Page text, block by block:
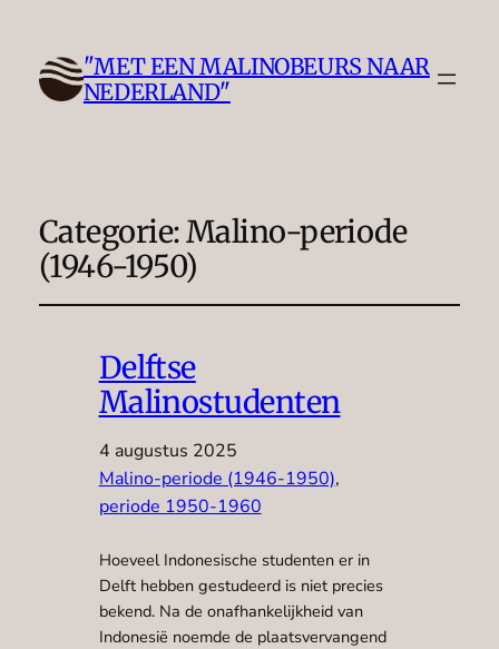
"MET EEN MALINOBEURS NAAR
NEDERLAND"
Categorie:Malino-periode
(1946-1950)
Delftse
Malinostudenten
4 augustus 2025
Malino-periode (1946-1950)
periode 1950-1960
Hoeveel Indonesische studenten er in
Delft hebben gestudeerd is niet precies
bekend. Na de onafhankelijkheid van
Indonesië noemde de plaatsvervangend